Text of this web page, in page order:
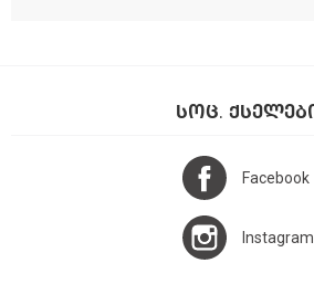
ᲡᲝᲪ.
Facebook
Instagram